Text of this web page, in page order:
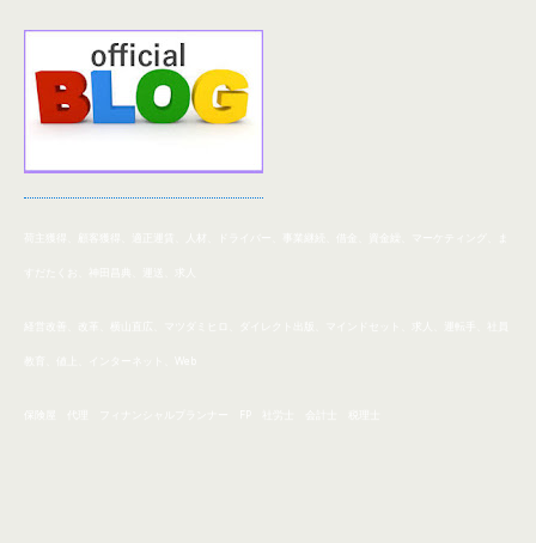
保険屋 代理 フィナンシャルプランナー FP 社労士 会計士 税理士